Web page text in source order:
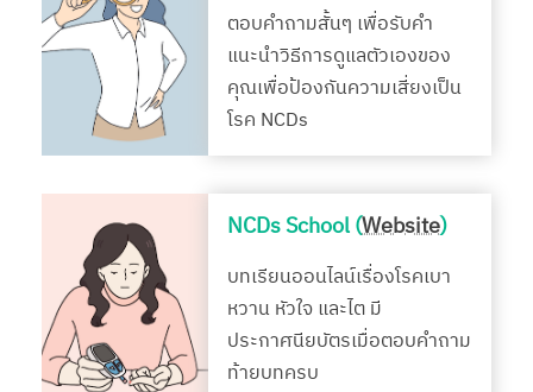
ตอบคำถามสั้นๆ เพื่อรับคำ
แนะนำวิธีการดูแลตัวเองของ
คุณเพื่อป้องกันความเสี่ยงเป็น
โรค NCDs
NCDs School (Website)
บทเรียนออนไลน์เรื่องโรคเบา
หวาน หัวใจ และไต มี
ประกาศนียบัตรเมื่อตอบคำถาม
ท้ายบทครบ